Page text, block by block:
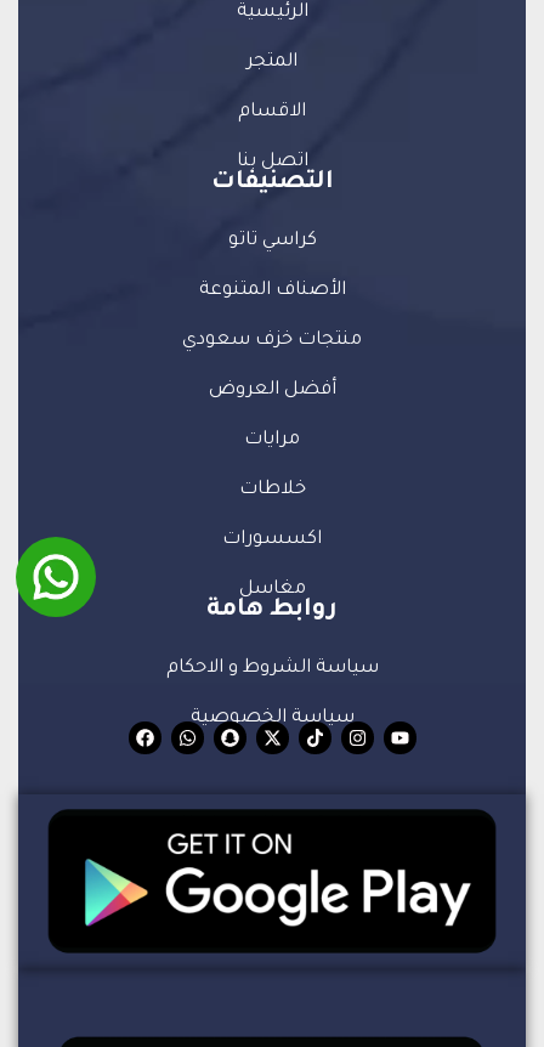
الرئيسية
المتجر
الاقسام
اتصل بنا
التصنيفات
كراسي تاتو
الأصناف المتنوعة
منتجات خزف سعودي
أفضل العروض
مرايات
خلاطات
اكسسورات
مغاسل
روابط هامة
سياسة الشروط و الاحكام
سياسة الخصوصية